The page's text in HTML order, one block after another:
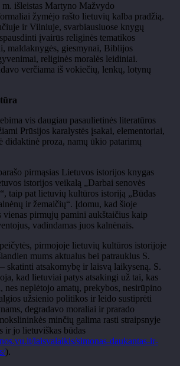
išleistas Martyno Mažvydo
žymėjo rašto lietuvių kalba pradžią.
ir Vilniuje, svarbiausiuose knygų
įvairūs religinės tematikos
maldaknygės, giesmynai, Biblijos
religinės moralės leidiniai.
verčiama iš vokiečių, lenkų, lotynų
vis daugiau pasaulietinės literatūros
Prūsijos karalystės įsakai, elementoriai,
didaktinė proza, namų ūkio patarimų
pirmąsias Lietuvos istorijos knygas
istorijos veikalą „Darbai senovės
taip pat lietuvių kultūros istoriją „Būdas
ir žemaičių“. Įdomu, kad šioje
vienas pirmųjų pamini aukštaičius kaip
vadindamas juos kalnėnais.
pirmojoje lietuvių kultūros istorijoje
mums aktualus bei patrauklus S.
skatinti atsakomybę ir laisvą laikyseną. S.
kad lietuviai patys atsakingi už tai, kas
nes neplėtojo amatų, prekybos, nesirūpino
užsienio politikos ir leido sustiprėti
degradavo moraliai ir prarado
minčių galima rasti straipsnyje
ir jo lietuviškas būdas
laisvalaikis/simonas-daukantas-ir-
).